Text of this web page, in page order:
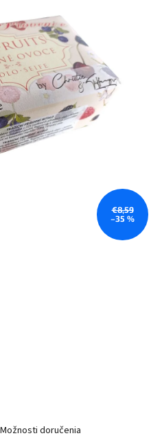
€8,59
–35 %
Možnosti doručenia